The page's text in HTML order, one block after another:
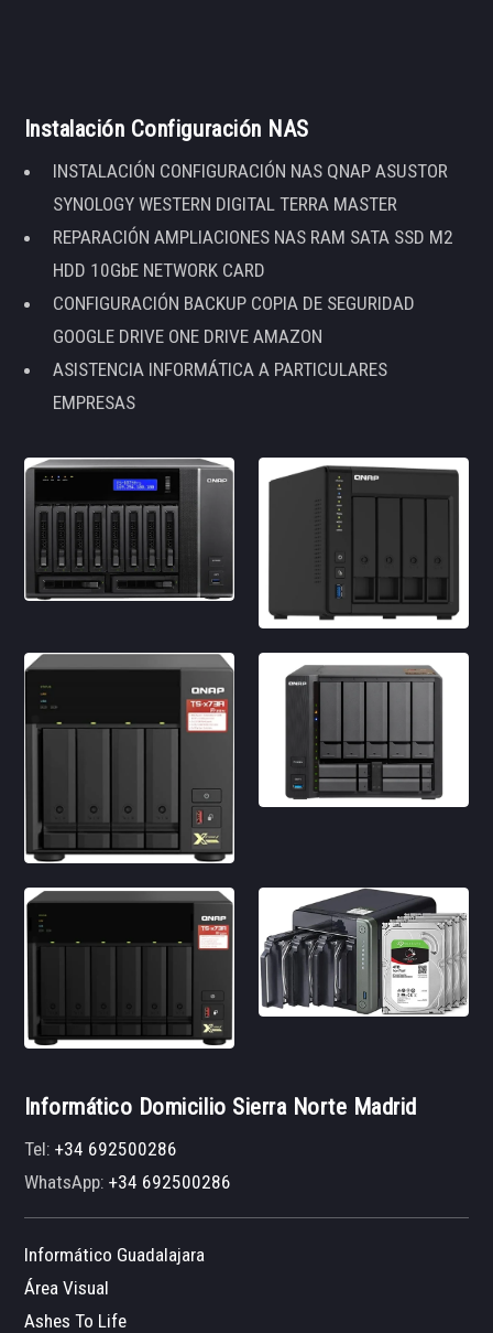
Instalación Configuración NAS
INSTALACIÓN CONFIGURACIÓN NAS QNAP ASUSTOR
SYNOLOGY WESTERN DIGITAL TERRA MASTER
REPARACIÓN AMPLIACIONES NAS RAM SATA SSD M2
HDD 10GbE NETWORK CARD
CONFIGURACIÓN BACKUP COPIA DE SEGURIDAD
GOOGLE DRIVE ONE DRIVE AMAZON
ASISTENCIA INFORMÁTICA A PARTICULARES
EMPRESAS
Informático Domicilio Sierra Norte Madrid
Tel:+34 692500286
WhatsApp:+34 692500286
Informático Guadalajara
Área Visual
Ashes To Life